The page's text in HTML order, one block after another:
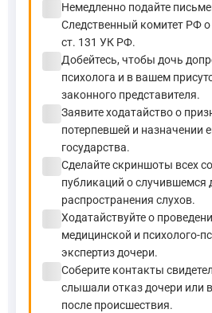
Немедленно подайте
Следственный комитет РФ о
ст. 131 УК РФ.
Добейтесь, чтобы дочь
психолога и в вашем
законного представителя.
Заявите ходатайство о
потерпевшей и назначении
государства.
Сделайте скриншоты всех
публикаций о случившемся
распространения слухов.
Ходатайствуйте о
медицинской и психолого-
экспертиз дочери.
Соберите контакты
слышали отказ дочери или
после происшествия.